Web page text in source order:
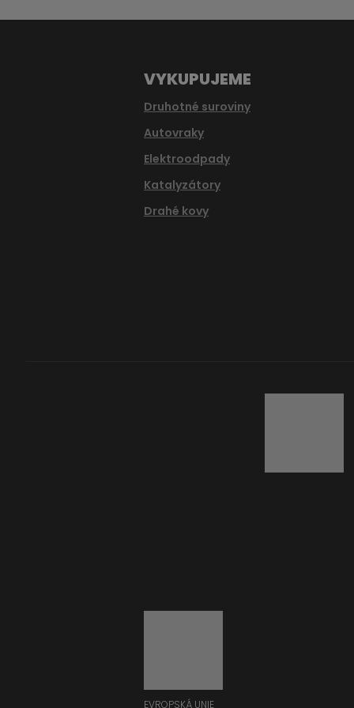
VYKUPUJEME
Druhotné suroviny
Autovraky
Elektroodpady
Katalyzátory
Drahé kovy
EVROPSKÁ UNIE